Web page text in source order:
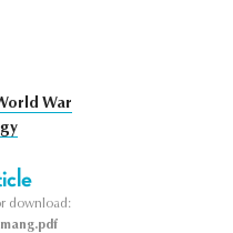
War
download: